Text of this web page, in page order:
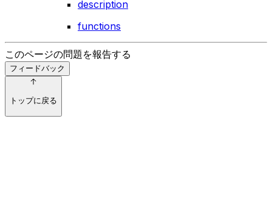
description
functions
このページの問題を報告する
フィードバック
トップに戻る